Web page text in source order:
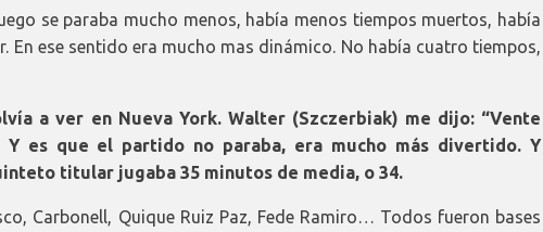
se paraba mucho menos, había menos tiempos muertos, había
En ese sentido era mucho mas dinámico. No había cuatro tiempos,
a ver en Nueva York. Walter (Szczerbiak) me dijo: “Vente
Y es que el partido no paraba, era mucho más divertido. Y
titular jugaba 35 minutos de media, o 34.
Carbonell, Quique Ruiz Paz, Fede Ramiro… Todos fueron bases